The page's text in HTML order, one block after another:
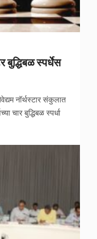
बुद्धिबळ स्पर्धेस
नॉर्थस्टार संकुलात
चार बुद्धिबळ स्पर्धा